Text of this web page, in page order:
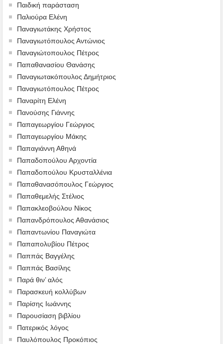
Παιδική παράσταση
Παλιούρα Ελένη
Παναγιωτάκης Χρήστος
Παναγιωτόπουλος Αντώνιος
Παναγιώτοπουλος Πέτρος
Παπαθανασίου Θανάσης
Παναγιωτακόπουλος Δημήτριος
Παναγιωτόπουλος Πέτρος
Παναρίτη Ελένη
Πανούσης Γιάννης
Παπαγεωργίου Γεώργιος
Παπαγεωργίου Μάκης
Παπαγιάννη Αθηνά
Παπαδοπούλου Αρχοντία
Παπαδοπούλου Κρυσταλλένια
Παπαθανασόπουλος Γεώργιος
Παπαθεμελής Στέλιος
Παπακλεοβούλου Νίκος
Παπανδρόπουλος Αθανάσιος
Παπαντωνίου Παναγιώτα
Παπαπολυβίου Πέτρος
Παππάς Βαγγέλης
Παππάς Βασίλης
Παρά θιν’ αλός
Παρασκευή κολλύβων
Παρίσης Ιωάννης
Παρουσίαση βιβλίου
Πατερικός λόγος
Παυλόπουλος Προκόπιος